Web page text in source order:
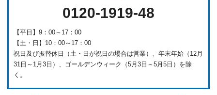
0120-1919-48
【平日】9：00～17：00
【土・日】10：00～17：00
祝日及び振替休日（土・日が祝日の場合は営業）、年末年始（12月
31日～1月3日）、ゴールデンウィーク（5月3日～5月5日）を除
く。